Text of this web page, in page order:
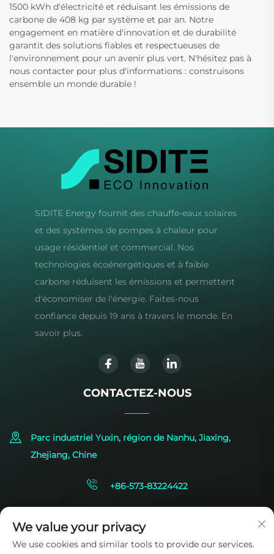
1500 kWh d'électricité et réduisant les émissions de
carbone de 408 kg par système et par an. Notre
engagement en matière d'innovation et de durabilité
garantit des solutions fiables et respectueuses de
l'environnement pour un avenir plus vert. N'hésitez pas à
nous contacter pour plus d'informations : construisons
ensemble un monde durable !
SIDITE Energy fournit des chauffe-eaux solaires
et des systèmes de pompes à chaleur pour
usage résidentiel et commercial. Nos
technologies écoénergétiques et à faible
carbone réduisent les émissions et permettent
d'économiser de l'énergie. Faites-nous
confiance depuis 19 ans à travers le monde. En
savoir plus.
CONTACTEZ-NOUS
Parc industriel Yuxin, région de Nanhu, Jiaxing,
Zhejiang, Chine
+86-573-83224422
We value your privacy
We use cookies and similar tools to provide our services.